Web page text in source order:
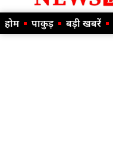
होम पाकुड़ बड़ी खबरें